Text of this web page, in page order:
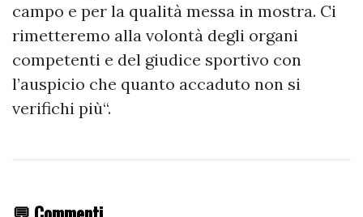
campo e per la qualità messa in mostra. Ci
rimetteremo alla volontà degli organi
competenti e del giudice sportivo con
l’auspicio che quanto accaduto non si
verifichi più“.